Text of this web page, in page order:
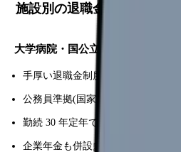
施設別の退職金制度
大学病院・国公立
手厚い退職金制度
公務員準拠(国家公務員 10 年で約
勤続 30 年定年で
企業年金も併設多